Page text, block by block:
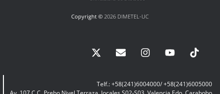
Copyright © 2026 DIMETEL-UC
Telf.: +58(241)6004000/ +58(241)6005000